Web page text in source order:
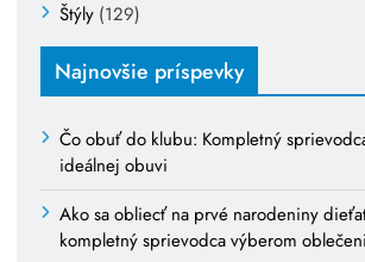
Štýly (129)
Najnovšie príspevky
Čo obuť do klubu: Kompletný
ideálnej obuvi
Ako sa obliecť na prvé narodeniny
kompletný sprievodca výberom